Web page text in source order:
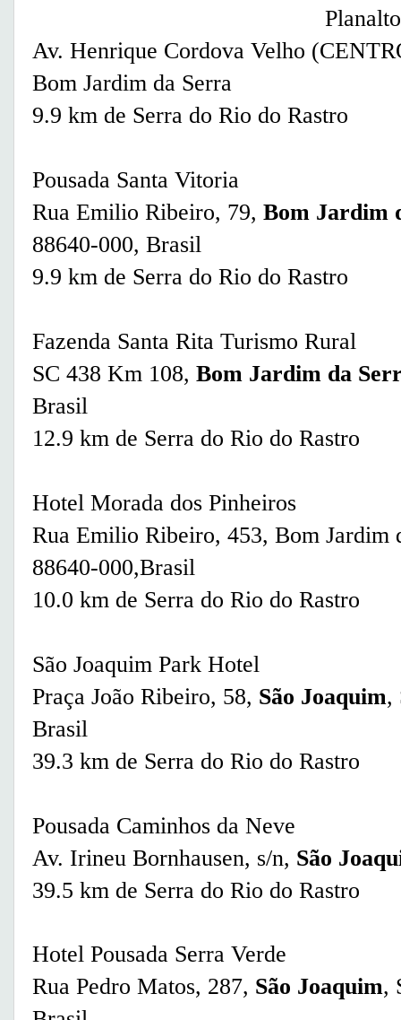
Planalto
Av. Henrique Cordova Velho
Bom Jardim da Serra
9.9 km de Serra do Rio do Rastro
Pousada Santa Vitoria
Rua Emilio Ribeiro, 79, Bom Jardim
88640-000, Brasil
9.9 km de Serra do Rio do Rastro
Fazenda Santa Rita Turismo Rural
SC 438 Km 108, Bom Jardim da
Brasil
12.9 km de Serra do Rio do Rastro
Hotel Morada dos Pinheiros
Rua Emilio Ribeiro, 453, Bom Jardim
88640-000,Brasil
10.0 km de Serra do Rio do Rastro
São Joaquim Park Hotel
Praça João Ribeiro, 58, São Joaquim,
Brasil
39.3 km de Serra do Rio do Rastro
Pousada Caminhos da Neve
Av. Irineu Bornhausen, s/n, São
39.5 km de Serra do Rio do Rastro
Hotel Pousada Serra Verde
Rua Pedro Matos, 287, São Joaquim,